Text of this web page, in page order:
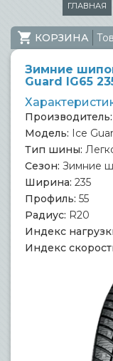
ГЛАВНАЯ
КОРЗИНА
Зимние
Guard IG65
Производитель:
Модель: Ice
Тип шины:
Сезон: Зимние
Ширина: 235
Профиль: 55
Радиус: R20
Индекс
Индекс